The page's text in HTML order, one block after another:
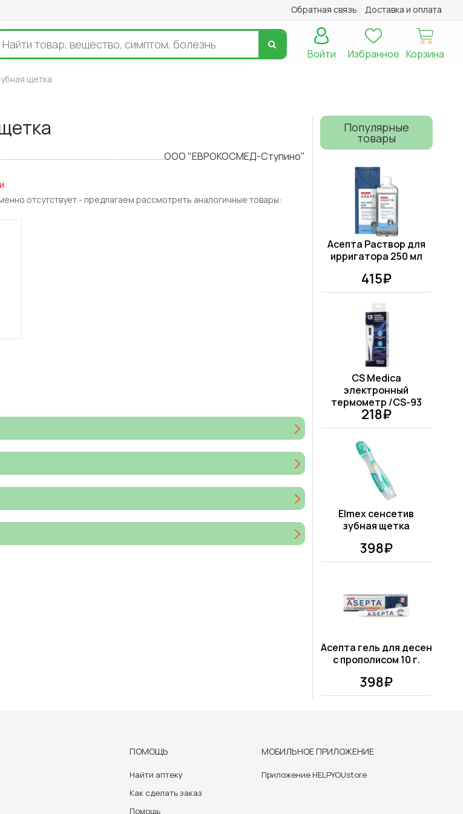
Обратная связь Доставка и оплата
Корзина
Избранное
Войти
щетка
ООО "ЕВРОКОСМЕД-Ступино"
отсутствует - предлагаем рассмотреть аналогичные товары:
Популярные
товары
Асепта Раствор для
ирригатора 250 мл
415₽
CS Medica
электронный
термометр /CS-93
218₽
Elmex сенсетив
зубная щетка
398₽
Асепта гель для десен
с прополисом 10 г.
398₽
ПОМОЩЬ
Найти аптеку
Как сделать заказ
Помощь
МОБИЛЬНОЕ ПРИЛОЖЕНИЕ
Приложение HELPYOUstore